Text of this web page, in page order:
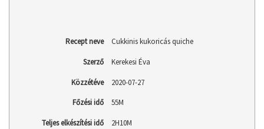
Recept neve Cukkinis kukoricás quiche
Szerző Kerekesi Éva
Közzétéve 2020-07-27
Főzési idő 55M
Teljes elkészítési idő 2H10M